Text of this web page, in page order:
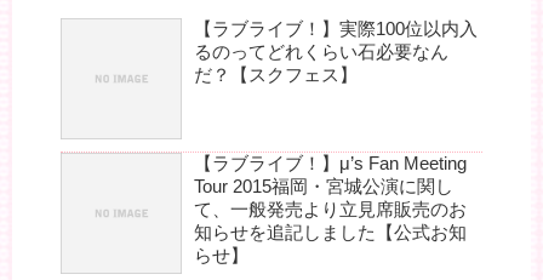
【ラブライブ！】実際100位以内入
るのってどれくらい石必要なん
だ？【スクフェス】
【ラブライブ！】μ’s Fan Meeting
Tour 2015福岡・宮城公演に関し
て、一般発売より立見席販売のお
知らせを追記しました【公式お知
らせ】